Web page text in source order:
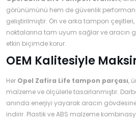
Şifre
Beni
hatırla
Şifremi
Yeni Hesap
Oluştur
O
OPEL
›
C
CHEVROLET
›
P
PEUGEOT
›
C
CİTROEN
D
DS
M
YAĞI
görünümünü hem de güvenlik
geliştirilmiştir. Ön ve arka tampon
noktalarına tam uyum sağlar ve aracın
etkin biçimde korur.
OEM Kalitesiyle
Her Opel Zafira Life tampon parçası,
malzeme ve ölçülerle tasarlanmıştır.
anında enerjiyi yayarak aracın
indirir. Plastik ve ABS malzeme